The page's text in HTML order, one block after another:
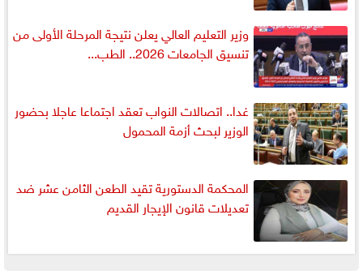
وزير التعليم العالي يعلن نتيجة المرحلة الأولى من
تنسيق الجامعات 2026.. الطب...
غدا.. اتصالات النواب تعقد اجتماعا عاجلا بحضور
الوزير لبحث أزمة المحمول
المحكمة الدستورية تقيد الطعن الثامن عشر ضد
تعديلات قانون الإيجار القديم